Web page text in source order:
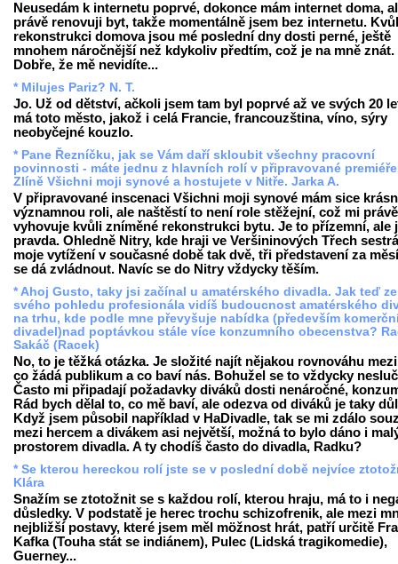
Neusedám k internetu poprvé, dokonce mám internet doma,
právě renovuji byt, takže momentálně jsem bez internetu.
rekonstrukci domova jsou mé poslední dny dosti perné, ještě
mnohem náročnější než kdykoliv předtím, což je na mně znát.
Dobře, že mě nevidíte...
* Milujes Pariz? N. T.
Jo. Už od dětství, ačkoli jsem tam byl poprvé až ve svých 20
má toto město, jakož i celá Francie, francouzština, víno, sýry
neobyčejné kouzlo.
* Pane Řezníčku, jak se Vám daří skloubit všechny pracovní
povinnosti - máte jednu z hlavních rolí v připravované
Zlíně Všichni moji synové a hostujete v Nitře. Jarka A.
V připravované inscenaci Všichni moji synové mám sice
významnou roli, ale naštěstí to není role stěžejní, což mi právě
vyhovuje kvůli zníměné rekonstrukci bytu. Je to přízemní, ale
pravda. Ohledně Nitry, kde hraji ve Veršininových Třech
moje vytížení v současné době tak dvě, tři představení za
se dá zvládnout. Navíc se do Nitry vždycky těším.
* Ahoj Gusto, taky jsi začínal u amatérského divadla. Jak teď ze
svého pohledu profesionála vidíš budoucnost amatérského
na trhu, kde podle mne převyšuje nabídka (především
divadel)nad poptávkou stále více konzumního obecenstva?
Sakáč (Racek)
No, to je těžká otázka. Je složité najít nějakou rovnováhu
co žádá publikum a co baví nás. Bohužel se to vždycky
Často mi připadají požadavky diváků dosti nenáročné,
Rád bych dělal to, co mě baví, ale odezva od diváků je taky
Když jsem působil například v HaDivadle, tak se mi zdálo
mezi hercem a divákem asi největší, možná to bylo dáno i
prostorem divadla. A ty chodíš často do divadla, Radku?
* Se kterou hereckou rolí jste se v poslední době nejvíce
Klára
Snažím se ztotožnit se s každou rolí, kterou hraju, má to i
důsledky. V podstatě je herec trochu schizofrenik, ale mezi
nejbližší postavy, které jsem měl möžnost hrát, patří určitě
Kafka (Touha stát se indiánem), Pulec (Lidská tragikomedie),
Guerney...